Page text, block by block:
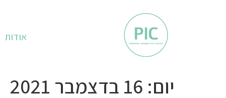
אודות
יום: 16 בדצמבר 2021